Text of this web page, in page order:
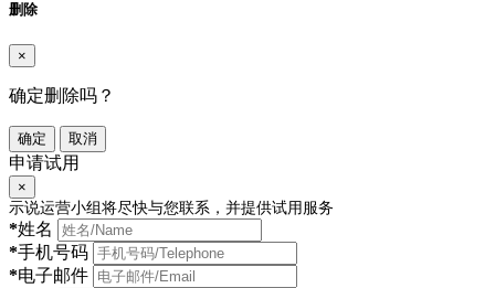
删除
×
确定删除吗？
确定 取消
申请试用
×
示说运营小组将尽快与您联系，并提供试用服务
*姓名
*手机号码
*电子邮件